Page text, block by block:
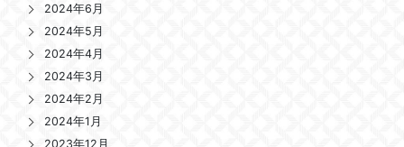
2024年6月
2024年5月
2024年4月
2024年3月
2024年2月
2024年1月
2023年12月